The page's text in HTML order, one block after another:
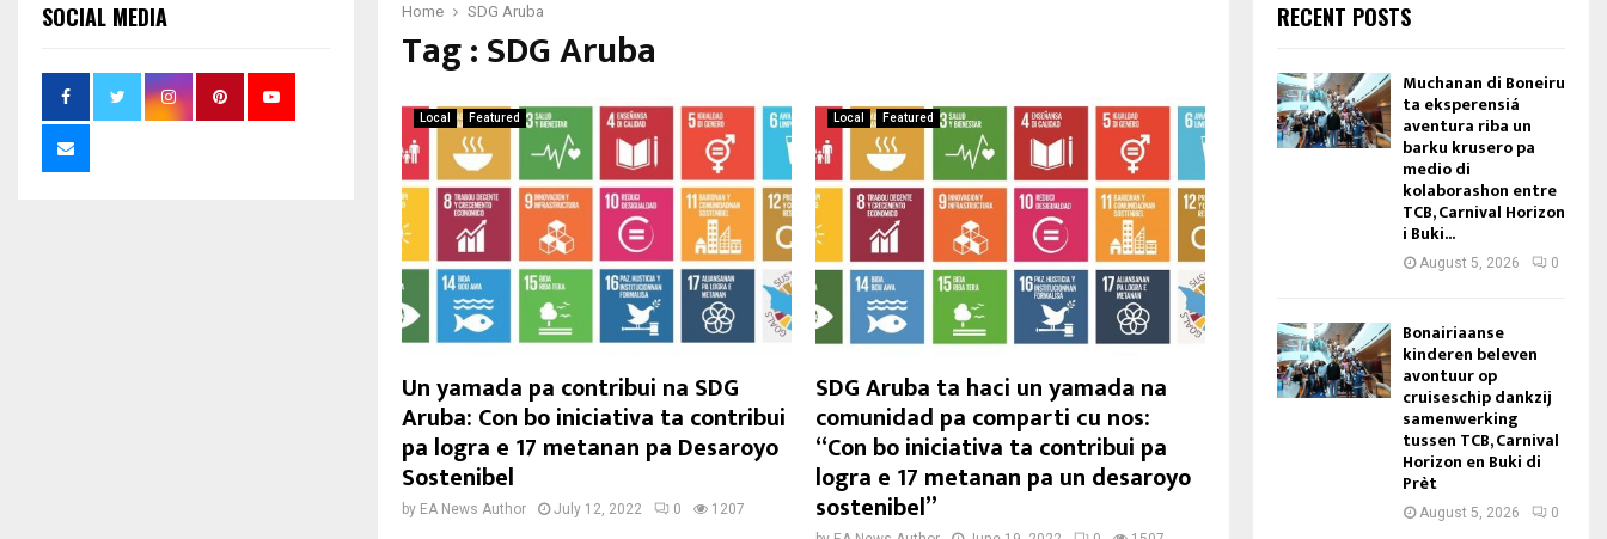
Home SDG Aruba
Tag : SDG Aruba
Local Featured
Un yamada pa contribui na SDG
Aruba: Con bo iniciativa ta contribui
pa logra e 17 metanan pa Desaroyo
Sostenibel
by EA News Author July 12, 2022 0 1207
Local Featured
SDG Aruba ta haci un yamada na
comunidad pa comparti cu nos:
“Con bo iniciativa ta contribui pa
logra e 17 metanan pa un desaroyo
sostenibel”
SOCIAL MEDIA RECENT POSTS
Muchanan di Boneiru
ta eksperensiá
aventura riba un
barku krusero pa
medio di
kolaborashon entre
TCB, Carnival Horizon
i Buki...
August 5, 2026 0
Bonairiaanse
kinderen beleven
avontuur op
cruiseschip dankzij
samenwerking
tussen TCB, Carnival
Horizon en Buki di
Prèt
August 5, 2026 0